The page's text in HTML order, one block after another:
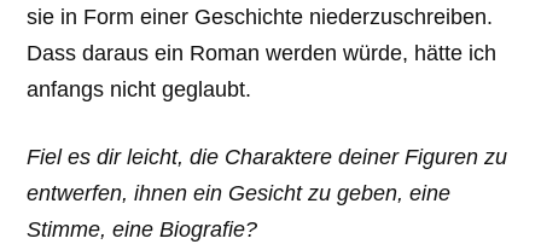
sie in Form einer Geschichte niederzuschreiben.
Dass daraus ein Roman werden würde, hätte ich
anfangs nicht geglaubt.
Fiel es dir leicht, die Charaktere deiner Figuren zu
entwerfen, ihnen ein Gesicht zu geben, eine
Stimme, eine Biografie?